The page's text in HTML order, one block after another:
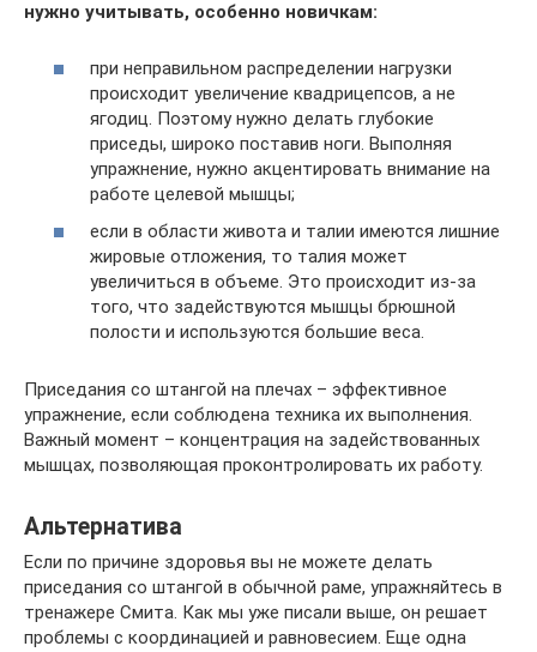
нужно учитывать, особенно новичкам:
при неправильном распределении нагрузки
происходит увеличение квадрицепсов, а не
ягодиц. Поэтому нужно делать глубокие
приседы, широко поставив ноги. Выполняя
упражнение, нужно акцентировать внимание на
работе целевой мышцы;
если в области живота и талии имеются лишние
жировые отложения, то талия может
увеличиться в объеме. Это происходит из-за
того, что задействуются мышцы брюшной
полости и используются большие веса.
Приседания со штангой на плечах – эффективное
упражнение, если соблюдена техника их выполнения.
Важный момент – концентрация на задействованных
мышцах, позволяющая проконтролировать их работу.
Альтернатива
Если по причине здоровья вы не можете делать
приседания со штангой в обычной раме, упражняйтесь в
тренажере Смита. Как мы уже писали выше, он решает
проблемы с координацией и равновесием. Еще одна